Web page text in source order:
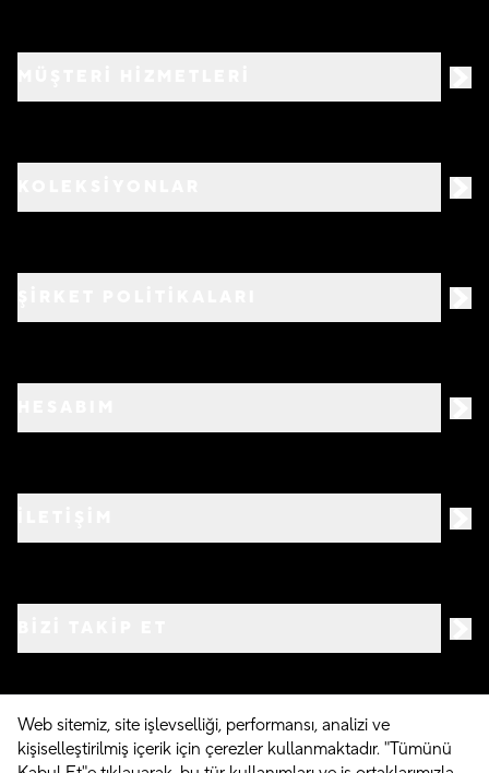
©2026 Crocs.com.tr • Tüm hakları saklıdır
Web sitemiz, site işlevselliği, performansı, analizi ve
kişiselleştirilmiş içerik için çerezler kullanmaktadır. "Tümünü